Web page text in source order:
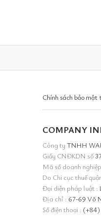
Chính sách bảo
COMPANY
Công ty TNHH
Giấy CNĐKDN số
Mã số doanh
Do Chi cục thuế
Đại diện pháp luật :
Địa chỉ : 67-69 Võ
Số điện thoại : (+84)